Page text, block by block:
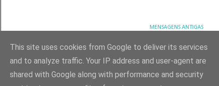
MENSAGENS ANTIGAS
This site uses cookies from Google to deliver its services
and to analyze traffic. Your IP address and user-agent are
shared with Google along with performance and security